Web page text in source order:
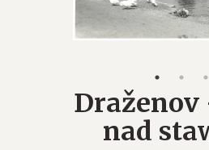
Draženov
nad